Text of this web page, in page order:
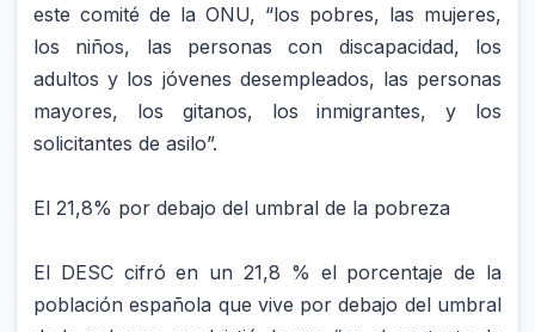
este comité de la ONU, “los pobres, las mujeres,
los niños, las personas con discapacidad, los
adultos y los jóvenes desempleados, las personas
mayores, los gitanos, los inmigrantes, y los
solicitantes de asilo”.
El 21,8% por debajo del umbral de la pobreza
El DESC cifró en un 21,8 % el porcentaje de la
población española que vive por debajo del umbral